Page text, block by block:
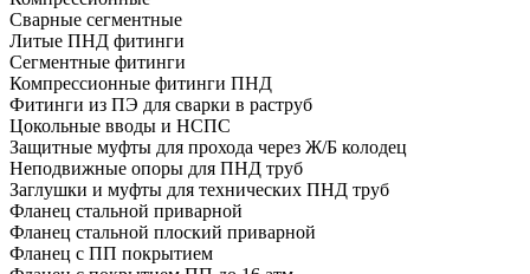
Сварные сегментные
Литые ПНД фитинги
Сегментные фитинги
Компрессионные фитинги ПНД
Фитинги из ПЭ для сварки в раструб
Цокольные вводы и НСПС
Защитные муфты для прохода через Ж/Б колодец
Неподвижные опоры для ПНД труб
Заглушки и муфты для технических ПНД труб
Фланец стальной приварной
Фланец стальной плоский приварной
Фланец с ПП покрытием